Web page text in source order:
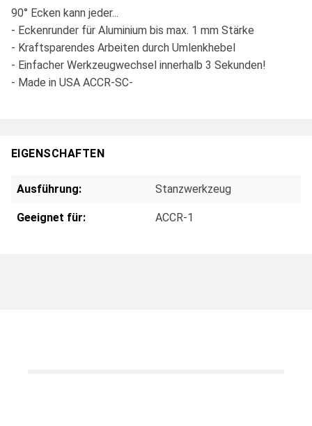
90° Ecken kann jeder...
- Eckenrunder für Aluminium bis max. 1 mm Stärke
- Kraftsparendes Arbeiten durch Umlenkhebel
- Einfacher Werkzeugwechsel innerhalb 3 Sekunden!
- Made in USA ACCR-SC-
EIGENSCHAFTEN
Ausführung: Stanzwerkzeug
Geeignet für: ACCR-1